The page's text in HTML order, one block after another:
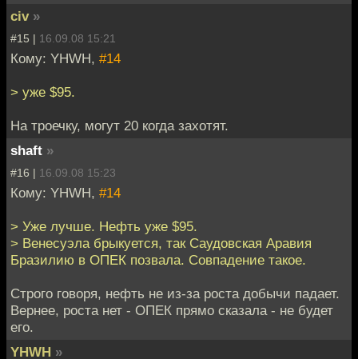
civ »
#15 | 16.09.08 15:21
Кому: YHWH, #14
> уже $95.
На троечку, могут 20 когда захотят.
shaft »
#16 | 16.09.08 15:23
Кому: YHWH, #14
> Уже лучше. Нефть уже $95.
> Венесуэла брыкуется, так Саудовская Аравия
Бразилию в ОПЕК позвала. Совпадение такое.
Строго говоря, нефть не из-за роста добычи падает.
Вернее, роста нет - ОПЕК прямо сказала - не будет
его.
YHWH »